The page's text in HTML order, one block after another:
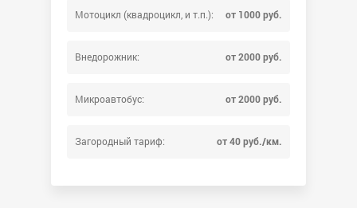
Мотоцикл (квадроцикл, и т.п.): от 1000 руб.
Внедорожник: от 2000 руб.
Микроавтобус: от 2000 руб.
Загородный тариф: от 40 руб./км.